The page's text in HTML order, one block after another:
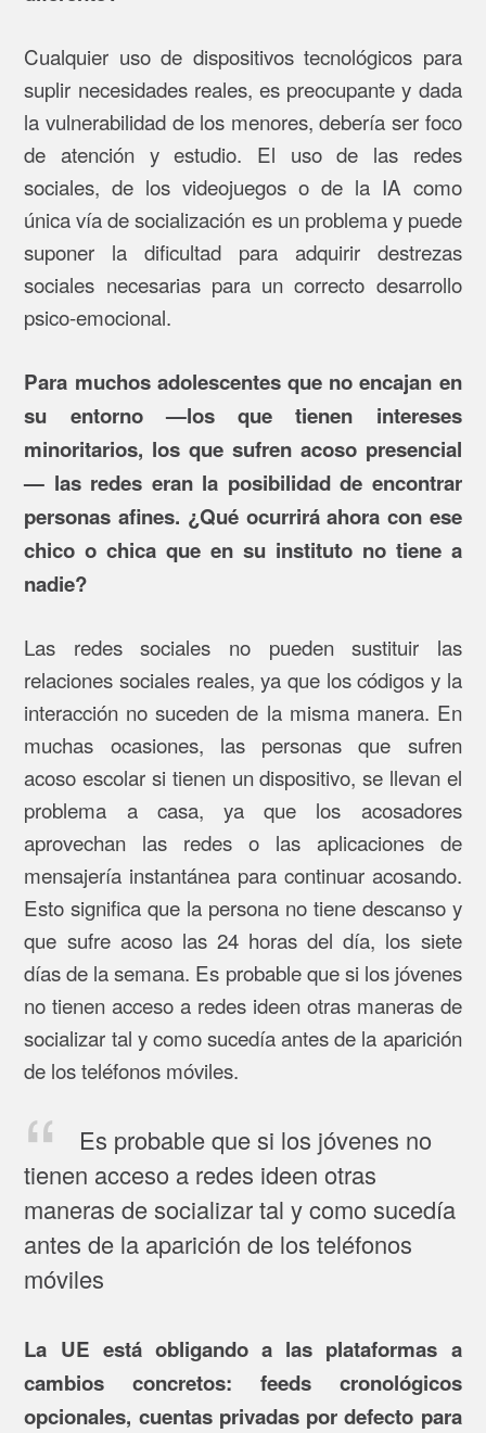
Cualquier uso de dispositivos tecnológicos para
suplir necesidades reales, es preocupante y dada
la vulnerabilidad de los menores, debería ser foco
de atención y estudio. El uso de las redes
sociales, de los videojuegos o de la IA como
única vía de socialización es un problema y puede
suponer la dificultad para adquirir destrezas
sociales necesarias para un correcto desarrollo
psico-emocional.
Para muchos adolescentes que no encajan en
su entorno —los que tienen intereses
minoritarios, los que sufren acoso presencial
— las redes eran la posibilidad de encontrar
personas afines. ¿Qué ocurrirá ahora con ese
chico o chica que en su instituto no tiene a
nadie?
Las redes sociales no pueden sustituir las
relaciones sociales reales, ya que los códigos y la
interacción no suceden de la misma manera. En
muchas ocasiones, las personas que sufren
acoso escolar si tienen un dispositivo, se llevan el
problema a casa, ya que los acosadores
aprovechan las redes o las aplicaciones de
mensajería instantánea para continuar acosando.
Esto significa que la persona no tiene descanso y
que sufre acoso las 24 horas del día, los siete
días de la semana. Es probable que si los jóvenes
no tienen acceso a redes ideen otras maneras de
socializar tal y como sucedía antes de la aparición
de los teléfonos móviles.
Es probable que si los jóvenes no
tienen acceso a redes ideen otras
maneras de socializar tal y como sucedía
antes de la aparición de los teléfonos
móviles
La UE está obligando a las plataformas a
cambios concretos: feeds cronológicos
opcionales, cuentas privadas por defecto para